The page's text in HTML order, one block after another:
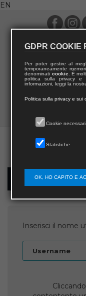
EN
Password recovery
Inserisci il nome
Username
GDPR COOKIE
Per poter gestire al
temporaneamente
denominati cookie. È
politica sulla privacy
informazioni, leggi la
Politica sulla privacy e sui
Cookie necessari
Statistiche
OK, HO CAPITO E